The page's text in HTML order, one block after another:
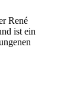
René
ist ein